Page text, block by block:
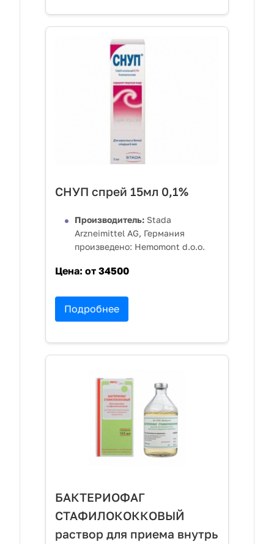
СНУП спрей 15мл 0,1%
Производитель: Stada
Arzneimittel AG, Германия
произведено: Hemomont d.o.o.
Цена: от 34500
Подробнее
БАКТЕРИОФАГ
СТАФИЛОКОККОВЫЙ
раствор для приема внутрь